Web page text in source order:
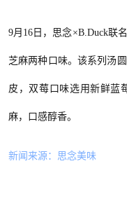
9月16日，思念×B.Duck联
芝麻两种口味。该系列汤
皮，双莓口味选用新鲜蓝
麻，口感醇香。
新闻来源： 思念美味